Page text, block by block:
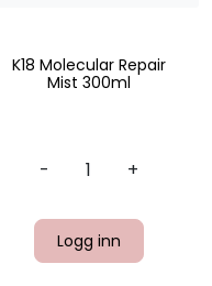
K18 Molecular Repair
Mist 300ml
- +
Logg inn